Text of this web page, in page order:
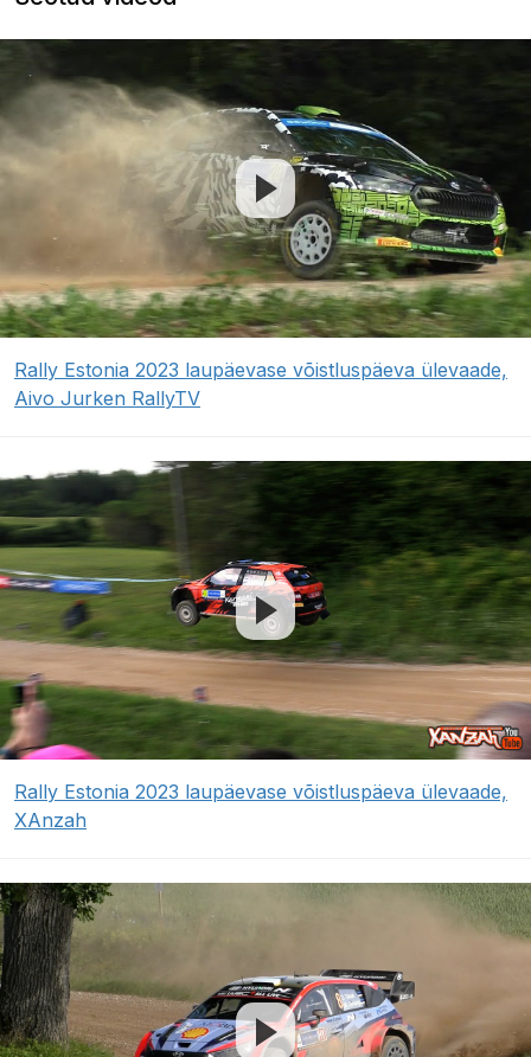
Rally Estonia 2023 laupäevase võistluspäeva ülevaade,
Aivo Jurken RallyTV
Rally Estonia 2023 laupäevase võistluspäeva ülevaade,
XAnzah